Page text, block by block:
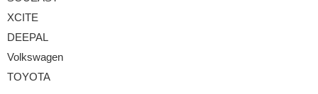
XCITE
DEEPAL
Volkswagen
TOYOTA